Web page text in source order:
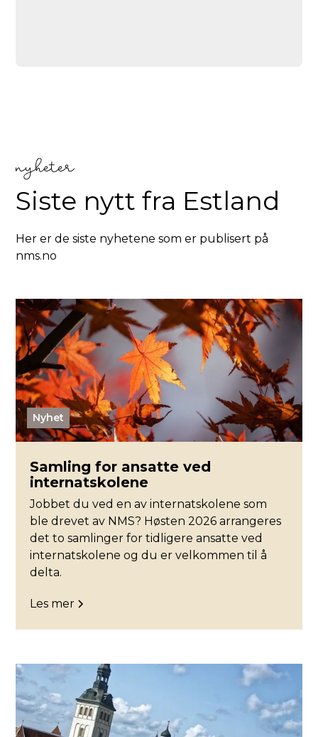
nyheter
Siste nytt fra Estland
Her er de siste nyhetene som er publisert på
nms.no
Nyhet
Samling for ansatte ved
internatskolene
Jobbet du ved en av internatskolene som
ble drevet av NMS? Høsten 2026 arrangeres
det to samlinger for tidligere ansatte ved
internatskolene og du er velkommen til å
delta.
Les mer